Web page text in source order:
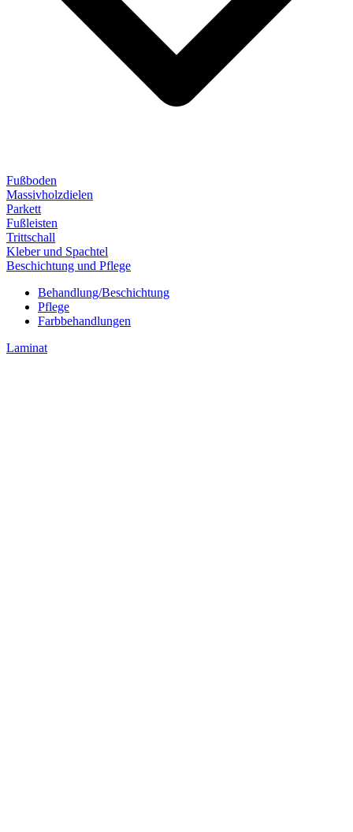
Fußboden
Massivholzdielen
Parkett
Fußleisten
Trittschall
Kleber und Spachtel
Beschichtung und Pflege
Behandlung/Beschichtung
Pflege
Farbbehandlungen
Laminat